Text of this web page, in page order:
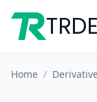
Home /